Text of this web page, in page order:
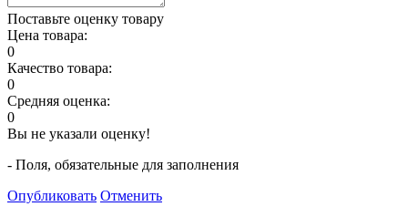
Поставьте оценку товару
Цена товара:
0
Качество товара:
0
Средняя оценка:
0
Вы не указали оценку!
- Поля, обязательные для заполнения
Опубликовать Отменить